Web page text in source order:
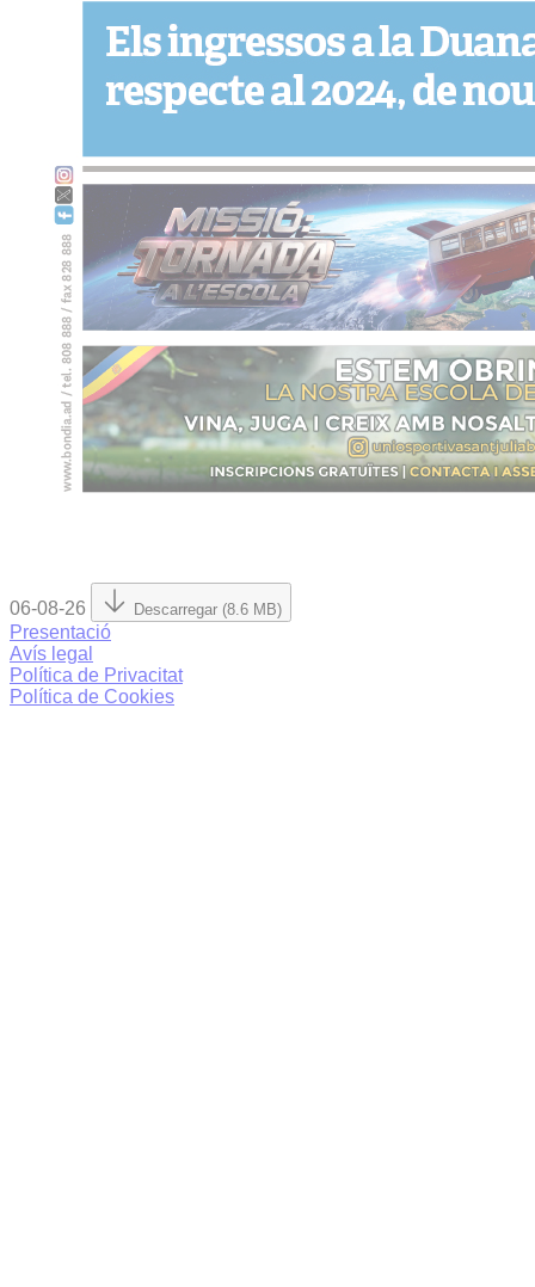
06-08-26 Descarregar (8.6 MB)
Presentació
Avís legal
Política de Privacitat
Política de Cookies